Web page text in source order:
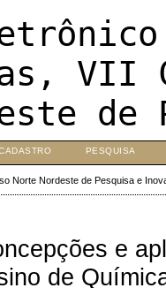
VII
de
PESQUISA
Norte Nordeste de Pesquisa e
e
de